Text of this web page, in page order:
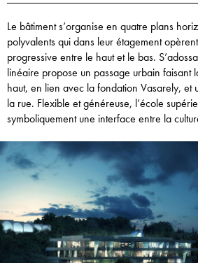
Le bâtiment s’organise en quatre plans
polyvalents qui dans leur étagement
progressive entre le haut et le bas.
linéaire propose un passage urbain faisant
haut, en lien avec la fondation Vasarely, et
la rue. Flexible et généreuse, l’école
symboliquement une interface entre la